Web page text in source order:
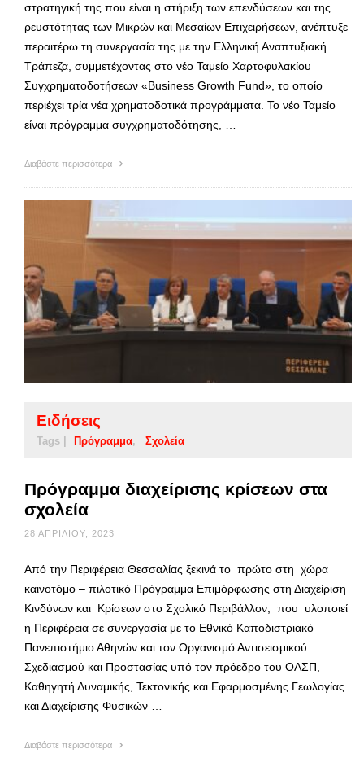
στρατηγική της που είναι η στήριξη των επενδύσεων και της
ρευστότητας των Μικρών και Μεσαίων Επιχειρήσεων, ανέπτυξε
περαιτέρω τη συνεργασία της με την Ελληνική Αναπτυξιακή
Τράπεζα, συμμετέχοντας στο νέο Ταμείο Χαρτοφυλακίου
Συγχρηματοδοτήσεων «Business Growth Fund», το οποίο
περιέχει τρία νέα χρηματοδοτικά προγράμματα. Το νέο Ταμείο
είναι πρόγραμμα συγχρηματοδότησης, …
Διαβάστε περισσότερα
Ειδήσεις
Tags | Πρόγραμμα Σχολεία
Πρόγραμμα διαχείρισης κρίσεων στα
σχολεία
28 ΑΠΡΙΛΊΟΥ, 2023
Από την Περιφέρεια Θεσσαλίας ξεκινά το πρώτο στη χώρα
καινοτόμο – πιλοτικό Πρόγραμμα Επιμόρφωσης στη Διαχείριση
Κινδύνων και Κρίσεων στο Σχολικό Περιβάλλον, που υλοποιεί
η Περιφέρεια σε συνεργασία με το Εθνικό Καποδιστριακό
Πανεπιστήμιο Αθηνών και τον Οργανισμό Αντισεισμικού
Σχεδιασμού και Προστασίας υπό τον πρόεδρο του ΟΑΣΠ,
Καθηγητή Δυναμικής, Τεκτονικής και Εφαρμοσμένης Γεωλογίας
και Διαχείρισης Φυσικών …
Διαβάστε περισσότερα